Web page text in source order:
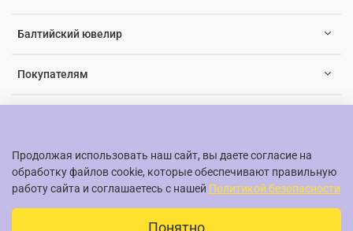
Балтийский ювелир
Покупателям
Продолжая использовать наш сайт, вы даете согласие на
обработку файлов cookie, которые обеспечивают правильную
работу сайта и соглашаетесь с нашей Политикой безопасности
Понятно